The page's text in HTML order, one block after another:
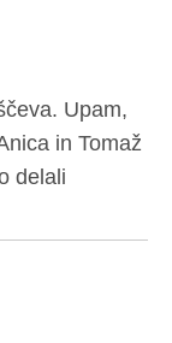
Upam,
in Tomaž
delali